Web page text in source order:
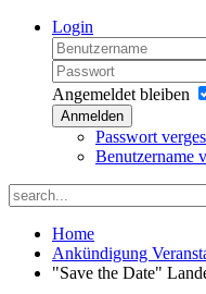
Login
Angemeldet bleiben
Anmelden
Passwort
Benutzername
Home
Ankündigung
"Save the Date"